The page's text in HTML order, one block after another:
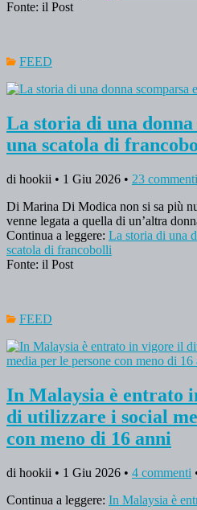
Fonte: il Post
FEED
La storia di una donna
una scatola di
di hookii • 1 Giu 2026 • 23 commenti
Di Marina Di Modica non si sa più
venne legata a quella di un’altra
Continua a leggere: La storia di una
scatola di francobolli
Fonte: il Post
FEED
In Malaysia è entrato
di utilizzare i social
con meno di 16 anni
di hookii • 1 Giu 2026 • 4 commenti
Continua a leggere: In Malaysia è